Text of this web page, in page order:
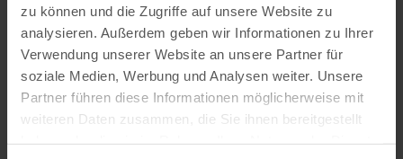
zu können und die Zugriffe auf unsere Website zu
analysieren. Außerdem geben wir Informationen zu Ihrer
Verwendung unserer Website an unsere Partner für
soziale Medien, Werbung und Analysen weiter. Unsere
Partner führen diese Informationen möglicherweise mit
weiteren Daten zusammen, die Sie ihnen bereitgestellt
Cycling in the Vulkaneifel means scenic tours
through maar and volcanic landscapes.
Sometimes relaxed, sometimes challenging,
and sometimes perfect for families.
Discover signposted bike paths and routes for e-
bikes, touring bikes, mountain bikes, gravel
bikes, or road bikes. You’ll also find GPX tracks,